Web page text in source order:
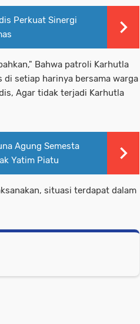
Perkuat Sinergi
Bahwa patroli Karhutla
di setiap harinya bersama warga
Agar tidak terjadi Karhutla
Agung Semesta
Yatim Piatu
situasi terdapat dalam